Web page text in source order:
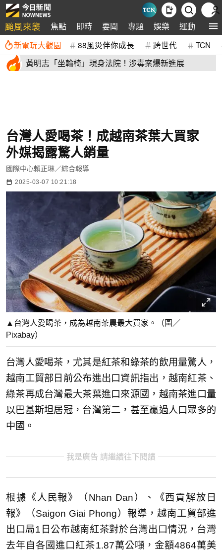
颱風來襲 焦點 即時 要聞 專題 娛樂 運動 全球
新電玩大觀園 88風災伴你成長 跨世代 TCN
黃明志「坐輪椅」現身法院！涉毒案爆新進展
台灣人愛喝茶！成越南茶葉大買家
外媒揭露驚人銷量
國際中心賴正琳／綜合報導
2025-03-07 10:21:18
▲台灣人愛喝茶，成為越南茶農最大買家。（圖／
Pixabay）
台灣人愛喝茶，尤其是紅茶和綠茶的飲用量驚人，
越南工貿部日前公布進出口資訊指出，越南紅茶、
綠茶再成台灣最大茶葉進口來源國，越南茶進口量
以巴基斯坦居冠，台灣第二，甚至贏過人口眾多的
中國。
我是廣告 請繼續往下閱讀
根據《人民報》（Nhan Dan）、《西貢解放日
報》（Saigon Giai Phong）報導，越南工貿部進
出口局1日公布越南紅茶對於台灣出口情況，台灣
去年自各國進口紅茶1.87萬公噸，金額4864萬美